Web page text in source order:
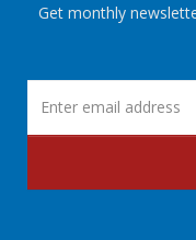
Get monthly